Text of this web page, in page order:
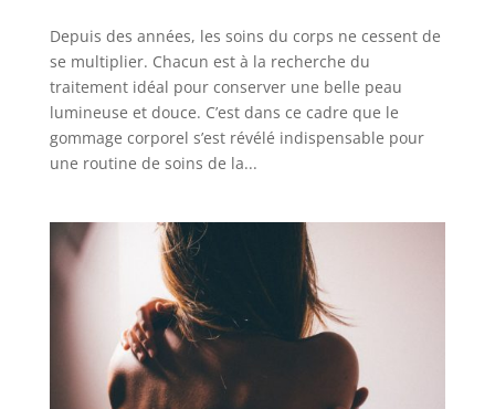
Depuis des années, les soins du corps ne cessent de
se multiplier. Chacun est à la recherche du
traitement idéal pour conserver une belle peau
lumineuse et douce. C’est dans ce cadre que le
gommage corporel s’est révélé indispensable pour
une routine de soins de la...